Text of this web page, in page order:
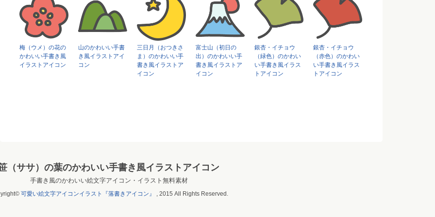
梅（ウメ）の花の
かわいい手書き風
イラストアイコン
山のかわいい手書
き風イラストアイ
コン
三日月（おつきさ
ま）のかわいい手
書き風イラストア
イコン
富士山（初日の
出）のかわいい手
書き風イラストア
イコン
銀杏・イチョウ
（緑色）のかわい
い手書き風イラス
トアイコン
銀杏・イチョウ
（赤色）のかわい
い手書き風イラス
トアイコン
（ササ）の葉のかわいい手書き風イラストアイコン
手書き風のかわいい絵文字アイコン・イラスト無料素材
可愛い絵文字アイコンイラスト『落書きアイコン』 , 2015 All Rights Reserved.